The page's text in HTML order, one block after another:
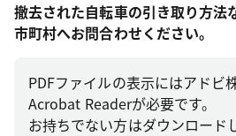
撤去された自転車の引き取り方法
市町村へお問合わせください。
PDFファイルの表示にはアドビ
Acrobat Readerが必要です。
お持ちでない方はダウンロード